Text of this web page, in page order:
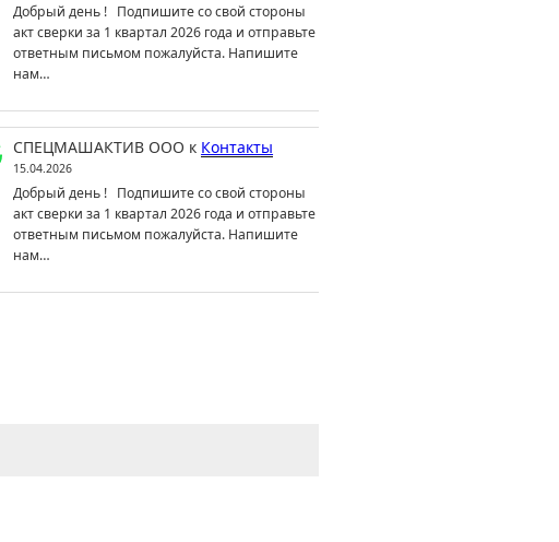
Добрый день ! Подпишите со свой стороны
акт сверки за 1 квартал 2026 года и отправьте
ответным письмом пожалуйста. Напишите
нам…
СПЕЦМАШАКТИВ ООО к Контакты
15.04.2026
Добрый день ! Подпишите со свой стороны
акт сверки за 1 квартал 2026 года и отправьте
ответным письмом пожалуйста. Напишите
нам…